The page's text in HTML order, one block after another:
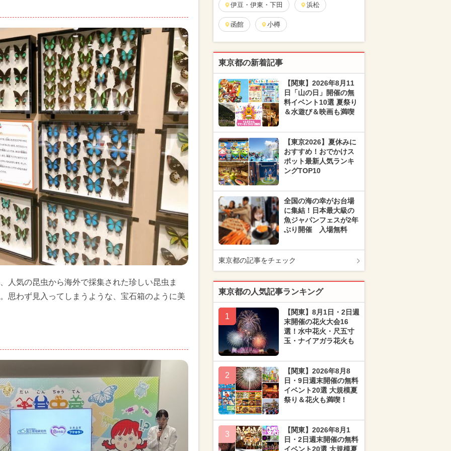
人気の昆虫から海外で採集された珍しい昆虫ま
思わず見入ってしまうような、宝石箱のように美
伊豆・伊東・下田 浜松
函館 小樽
東京都の新着記事
【関東】2026年8月11
日「山の日」開催の無
料イベント10選 夏祭り
＆水遊び＆映画も満喫
【東京2026】夏休みに
おすすめ！おでかけス
ポット最新人気ランキ
ングTOP10
全国の海の幸がお台場
に集結！日本最大級の
魚ジャパンフェスが2年
ぶり開催 入場無料
東京都の記事をチェック
東京都の人気記事ランキング
1
【関東】8月1日・2日週
末開催の花火大会16
選！水中花火・尺五寸
玉・ナイアガラ花火も
2
【関東】2026年8月8
日・9日週末開催の無料
イベント20選 大規模夏
祭り＆花火も満喫！
3
【関東】2026年8月1
日・2日週末開催の無料
イベント20選 大規模夏